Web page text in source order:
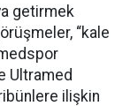
getirmek
“kale
Ultramed
ilişkin